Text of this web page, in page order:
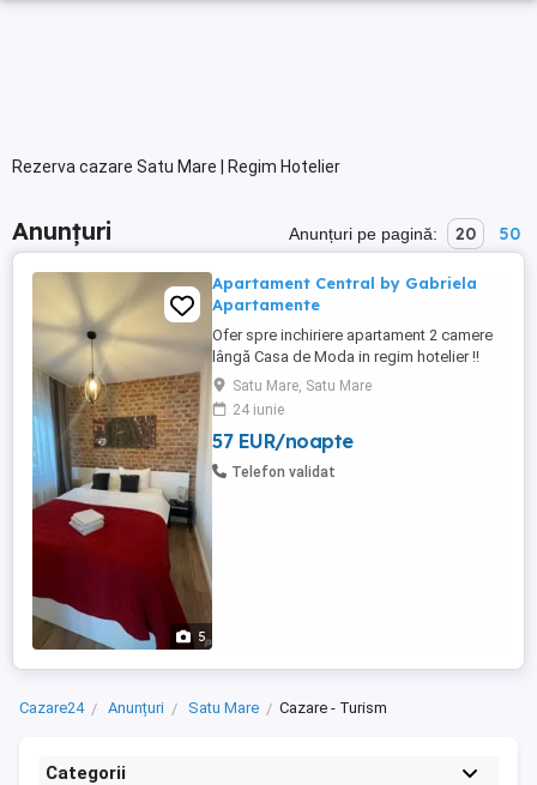
Rezerva cazare Satu Mare | Regim Hotelier
Anunțuri Anunțuri pe pagină: 20 50
5
Apartament Central by Gabriela
Apartamente
Ofer spre inchiriere apartament 2 camere
lângă Casa de Moda in regim hotelier !!
Apartamentul este format din bucatarie și
camera de zi(tip open space) dormitor cu
pat matrimonial 160x200 și baie cu dus.
Apartamentul este complet mobilat și
utilat!! Nu accept animăluțe de companie!
Satu Mare, Satu Mare
24 iunie
57 EUR/noapte
Telefon validat
Cazare24 Anunțuri Satu Mare Cazare - Turism
Categorii